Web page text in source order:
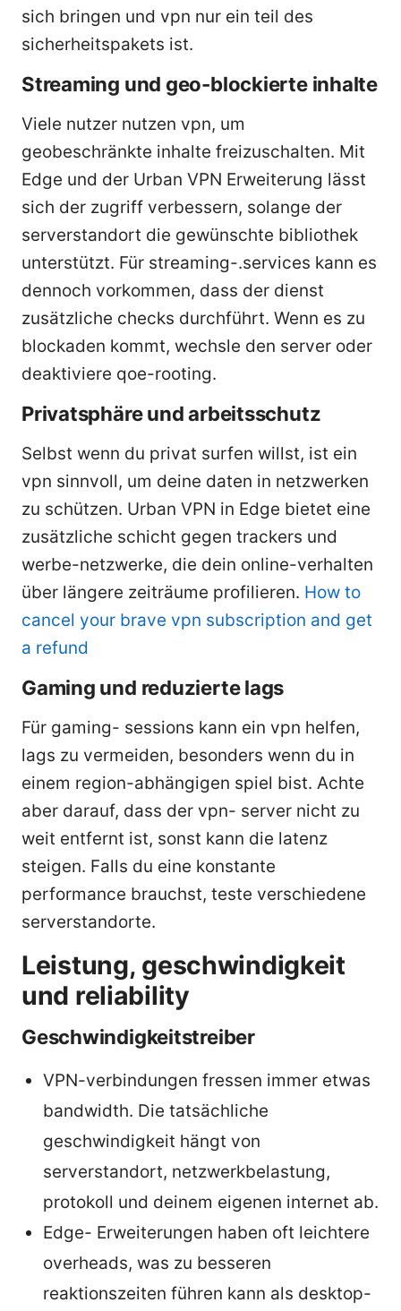
sich bringen und vpn nur ein teil des
sicherheitspakets ist.
Streaming und geo-blockierte inhalte
Viele nutzer nutzen vpn, um
geobeschränkte inhalte freizuschalten. Mit
Edge und der Urban VPN Erweiterung lässt
sich der zugriff verbessern, solange der
serverstandort die gewünschte bibliothek
unterstützt. Für streaming-.services kann es
dennoch vorkommen, dass der dienst
zusätzliche checks durchführt. Wenn es zu
blockaden kommt, wechsle den server oder
deaktiviere qoe-rooting.
Privatsphäre und arbeitsschutz
Selbst wenn du privat surfen willst, ist ein
vpn sinnvoll, um deine daten in netzwerken
zu schützen. Urban VPN in Edge bietet eine
zusätzliche schicht gegen trackers und
werbe-netzwerke, die dein online-verhalten
über längere zeiträume profilieren. How to
cancel your brave vpn subscription and get
a refund
Gaming und reduzierte lags
Für gaming- sessions kann ein vpn helfen,
lags zu vermeiden, besonders wenn du in
einem region-abhängigen spiel bist. Achte
aber darauf, dass der vpn- server nicht zu
weit entfernt ist, sonst kann die latenz
steigen. Falls du eine konstante
performance brauchst, teste verschiedene
serverstandorte.
Leistung, geschwindigkeit
und reliability
Geschwindigkeitstreiber
VPN-verbindungen fressen immer etwas
bandwidth. Die tatsächliche
geschwindigkeit hängt von
serverstandort, netzwerkbelastung,
protokoll und deinem eigenen internet ab.
Edge- Erweiterungen haben oft leichtere
overheads, was zu besseren
reaktionszeiten führen kann als desktop-